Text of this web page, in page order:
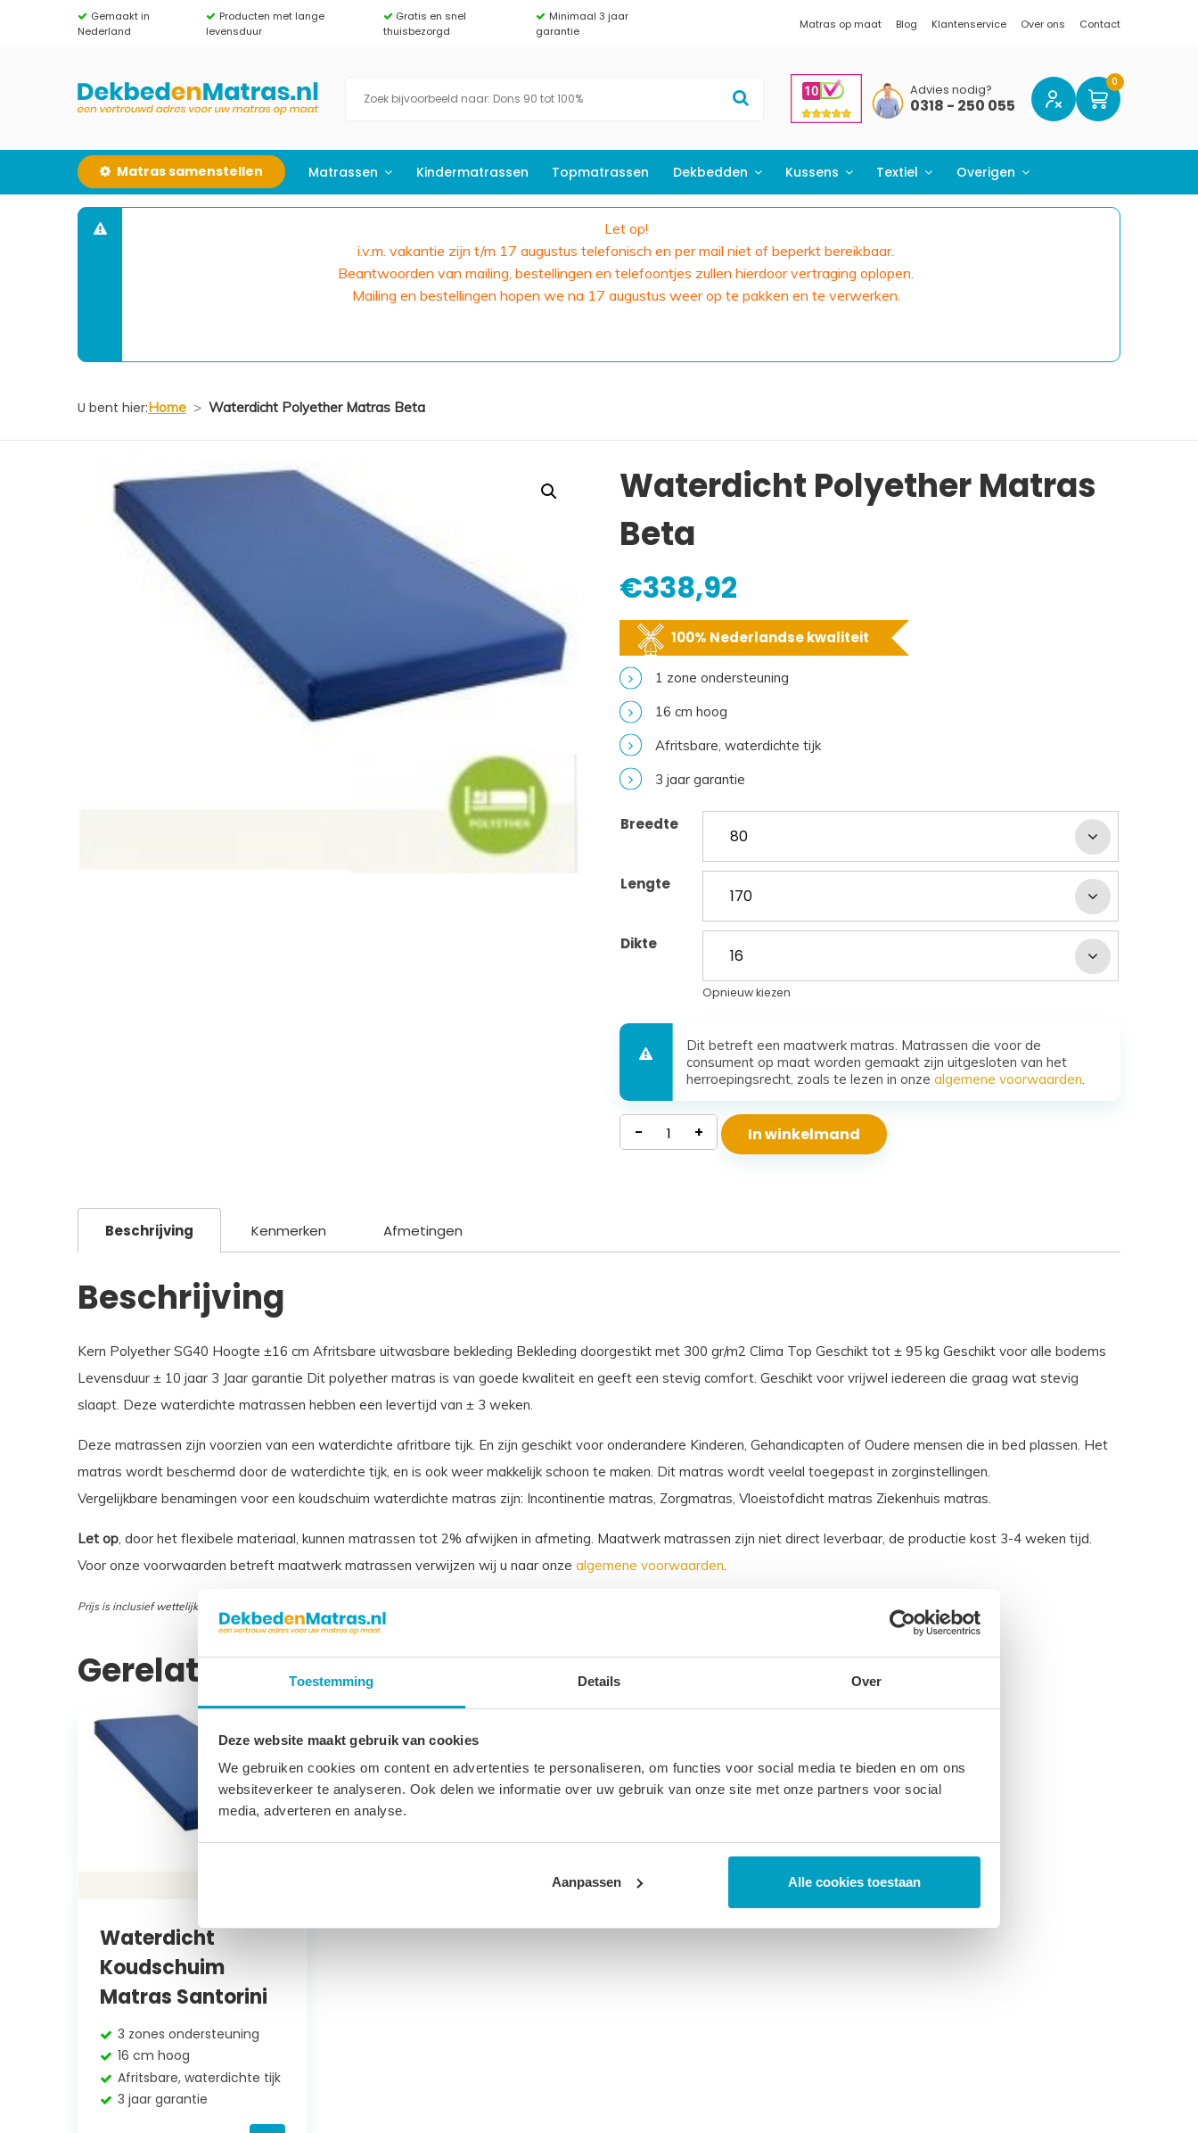
Toestemming Details Over
Deze website maakt gebruik van cookies
We gebruiken cookies om content en advertenties te personaliseren, om functies voor social media te bieden en om ons
websiteverkeer te analyseren. Ook delen we informatie over uw gebruik van onze site met onze partners voor social
media, adverteren en analyse.
Aanpassen Alle cookies toestaan
Gemaakt in
Nederland
Producten met lange
levensduur
Gratis en snel
thuisbezorgd
Minimaal 3 jaar
garantie
Matras op maat Blog Klantenservice Over ons Contact
Advies nodig?
0318 - 250 055
Matras samenstellen Matrassen Kindermatrassen Topmatrassen Dekbedden Kussens Textiel Overigen
Let op!
i.v.m. vakantie zijn t/m 17 augustus telefonisch en per mail niet of beperkt bereikbaar.
Beantwoorden van mailing, bestellingen en telefoontjes zullen hierdoor vertraging oplopen.
Mailing en bestellingen hopen we na 17 augustus weer op te pakken en te verwerken.
U bent hier:Home > Waterdicht Polyether Matras Beta
Waterdicht Polyether Matras
Beta
€338,92
100% Nederlandse kwaliteit
1 zone ondersteuning
16 cm hoog
Afritsbare, waterdichte tijk
3 jaar garantie
Breedte
Lengte
Dikte
Opnieuw kiezen
Dit betreft een maatwerk matras. Matrassen die voor de
consument op maat worden gemaakt zijn uitgesloten van het
herroepingsrecht, zoals te lezen in onzealgemene voorwaarden.
Polyether
- + In winkelmand
Beschrijving Kenmerken Afmetingen
Beschrijving
Kern Polyether SG40 Hoogte ±16 cm Afritsbare uitwasbare bekleding Bekleding doorgestikt met 300 gr/m2 Clima Top Geschikt tot ± 95 kg Geschikt voor alle bodems
Levensduur ± 10 jaar 3 Jaar garantie Dit polyether matras is van goede kwaliteit en geeft een stevig comfort. Geschikt voor vrijwel iedereen die graag wat stevig
slaapt. Deze waterdichte matrassen hebben een levertijd van ± 3 weken.
Deze matrassen zijn voorzien van een waterdichte afritbare tijk. En zijn geschikt voor onderandere Kinderen, Gehandicapten of Oudere mensen die in bed plassen. Het
matras wordt beschermd door de waterdichte tijk, en is ook weer makkelijk schoon te maken. Dit matras wordt veelal toegepast in zorginstellingen.
Vergelijkbare benamingen voor een koudschuim waterdichte matras zijn: Incontinentie matras, Zorgmatras, Vloeistofdicht matras Ziekenhuis matras.
Let op, door het flexibele materiaal, kunnen matrassen tot 2% afwijken in afmeting. Maatwerk matrassen zijn niet direct leverbaar, de productie kost 3-4 weken tijd.
Voor onze voorwaarden betreft maatwerk matrassen verwijzen wij u naar onze algemene voorwaarden.
Prijs is inclusief wettelijke verwijderingsbijdrage
Gerelateerde producten
Waterdicht
Koudschuim
Matras Santorini
3 zones ondersteuning
16 cm hoog
Afritsbare, waterdichte tijk
3 jaar garantie